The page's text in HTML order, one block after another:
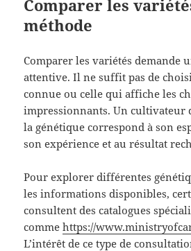
Comparer les
méthode
Comparer les variétés demande
attentive. Il ne suffit pas de
connue ou celle qui affiche les
impressionnants. Un cultivateur
la génétique correspond à son
son expérience et au résultat
Pour explorer différentes
les informations disponibles,
consultent des catalogues
commehttps://
L’intérêt de ce type de